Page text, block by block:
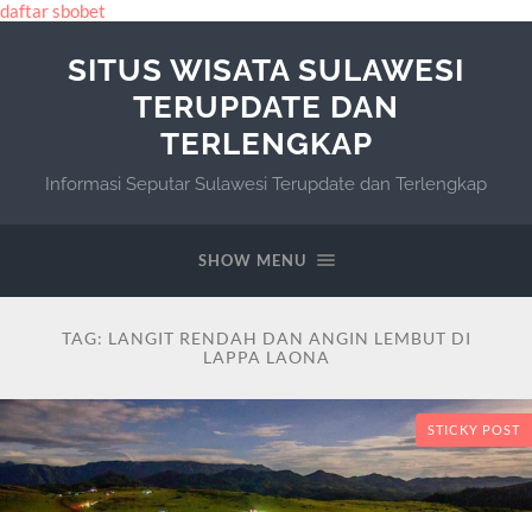
daftar sbobet
SITUS WISATA SULAWESI
TERUPDATE DAN
TERLENGKAP
Informasi Seputar Sulawesi Terupdate dan Terlengkap
SHOW MENU
TAG: LANGIT RENDAH DAN ANGIN LEMBUT DI
LAPPA LAONA
STICKY POST